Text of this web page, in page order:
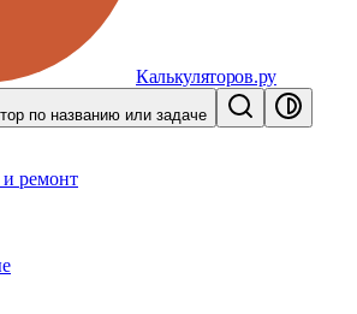
Калькуляторов.ру
по названию или задаче
и ремонт